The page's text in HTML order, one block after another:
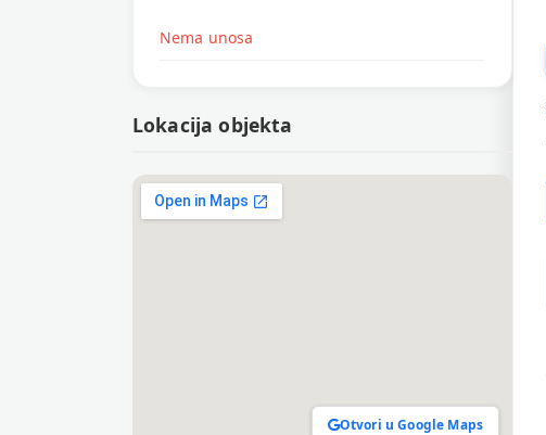
Nema unosa
Lokacija objekta
Otvori u Google Maps